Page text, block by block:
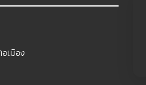
เมือง